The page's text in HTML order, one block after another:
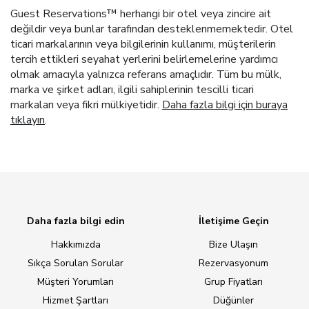
Guest Reservations™ herhangi bir otel veya zincire ait
değildir veya bunlar tarafından desteklenmemektedir. Otel
ticari markalarının veya bilgilerinin kullanımı, müşterilerin
tercih ettikleri seyahat yerlerini belirlemelerine yardımcı
olmak amacıyla yalnızca referans amaçlıdır. Tüm bu mülk,
marka ve şirket adları, ilgili sahiplerinin tescilli ticari
markaları veya fikri mülkiyetidir. Daha fazla bilgi için buraya
tıklayın.
Daha fazla bilgi edin
Hakkımızda
Sıkça Sorulan Sorular
Müşteri Yorumları
Hizmet Şartları
İletişime Geçin
Bize Ulaşın
Rezervasyonum
Grup Fiyatları
Düğünler